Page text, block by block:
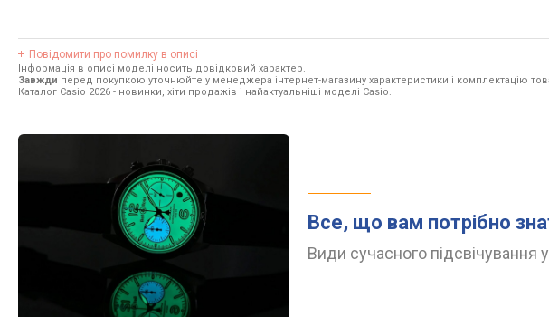
Повідомити про помилку в описі
Інформація в описі моделі носить довідковий характер.
Завжди перед покупкою уточнюйте у менеджера інтернет-магазину характеристики і комплектацію
Каталог Casio 2026 - новинки, хіти продажів і найактуальніші моделі Casio.
Все, що вам потрібно
Види сучасного підсвічування